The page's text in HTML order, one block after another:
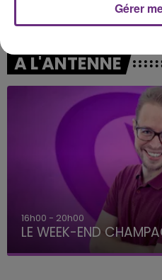
A L'ANTENNE
16h00 - 20h00
LE WEEK-END
Gérer